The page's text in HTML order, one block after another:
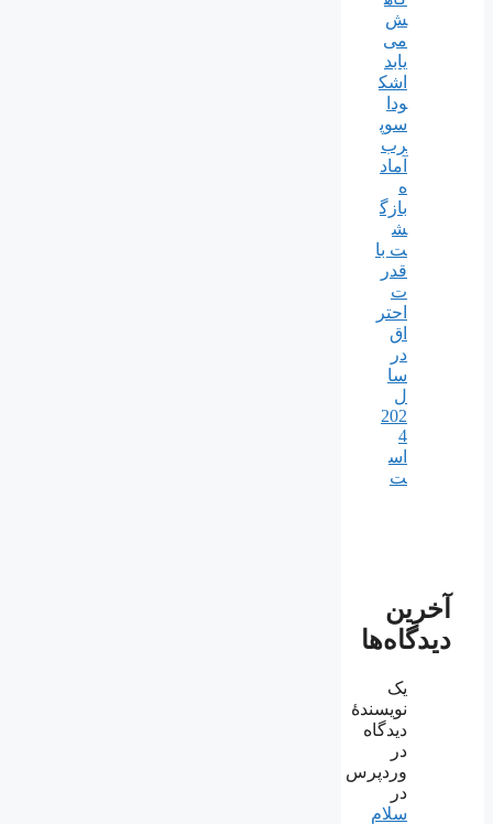
ش
می
یابد
اشک
ودا
سوپ
رب
آماد
ه
بازگ
ش
ت با
قدر
ت
احتر
اق
در
سا
ل
202
4
اس
ت
آخرین
دیدگاه‌ها
یک
نویسندهٔ
دیدگاه
در
وردپرس
در
سلام